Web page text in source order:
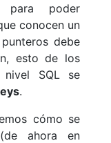
para poder
conocen un
debe
esto de los
SQL se
.
cómo se
ahora en